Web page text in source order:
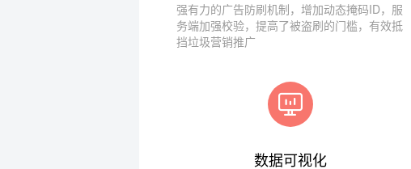
强有力的广告防刷机制，增加动态掩码ID，服
务端加强校验，提高了被盗刷的门槛，有效抵
挡垃圾营销推广
数据可视化